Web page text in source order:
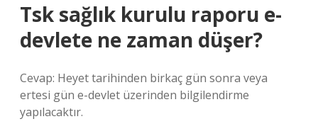
Tsk sağlık kurulu raporu e-
devlete ne zaman düşer?
Cevap: Heyet tarihinden birkaç gün sonra veya
ertesi gün e-devlet üzerinden bilgilendirme
yapılacaktır.